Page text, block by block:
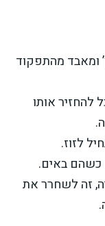
ומאבד מהתפקוד
להחזיר אותו
לזוז.
כשהם באים.
זה לשחרר את